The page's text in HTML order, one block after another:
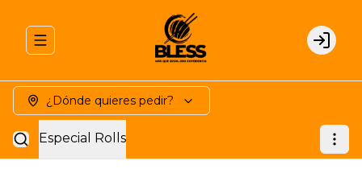
Abrir menu de navegación Login
¿Dónde quieres pedir?
Especial Rolls